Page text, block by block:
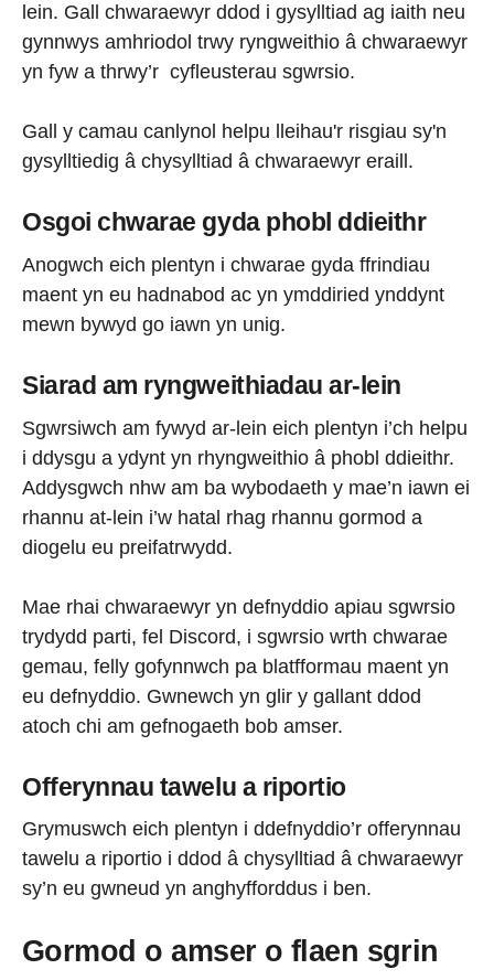
lein. Gall chwaraewyr ddod i gysylltiad ag iaith neu
gynnwys amhriodol trwy ryngweithio â chwaraewyr
yn fyw a thrwy’r cyfleusterau sgwrsio.
Gall y camau canlynol helpu lleihau'r risgiau sy'n
gysylltiedig â chysylltiad â chwaraewyr eraill.
Osgoi chwarae gyda phobl ddieithr
Anogwch eich plentyn i chwarae gyda ffrindiau
maent yn eu hadnabod ac yn ymddiried ynddynt
mewn bywyd go iawn yn unig.
Siarad am ryngweithiadau ar-lein
Sgwrsiwch am fywyd ar-lein eich plentyn i’ch helpu
i ddysgu a ydynt yn rhyngweithio â phobl ddieithr.
Addysgwch nhw am ba wybodaeth y mae’n iawn ei
rhannu at-lein i’w hatal rhag rhannu gormod a
diogelu eu preifatrwydd.
Mae rhai chwaraewyr yn defnyddio apiau sgwrsio
trydydd parti, fel Discord, i sgwrsio wrth chwarae
gemau, felly gofynnwch pa blatfformau maent yn
eu defnyddio. Gwnewch yn glir y gallant ddod
atoch chi am gefnogaeth bob amser.
Offerynnau tawelu a riportio
Grymuswch eich plentyn i ddefnyddio’r offerynnau
tawelu a riportio i ddod â chysylltiad â chwaraewyr
sy’n eu gwneud yn anghyfforddus i ben.
Gormod o amser o flaen sgrin